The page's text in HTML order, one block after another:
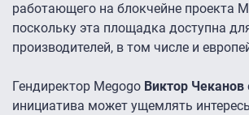
работающего на блокчейне проекта
поскольку эта площадка доступна
производителей, в том числе и
Гендиректор Megogo Виктор Чеканов
инициатива может ущемлять